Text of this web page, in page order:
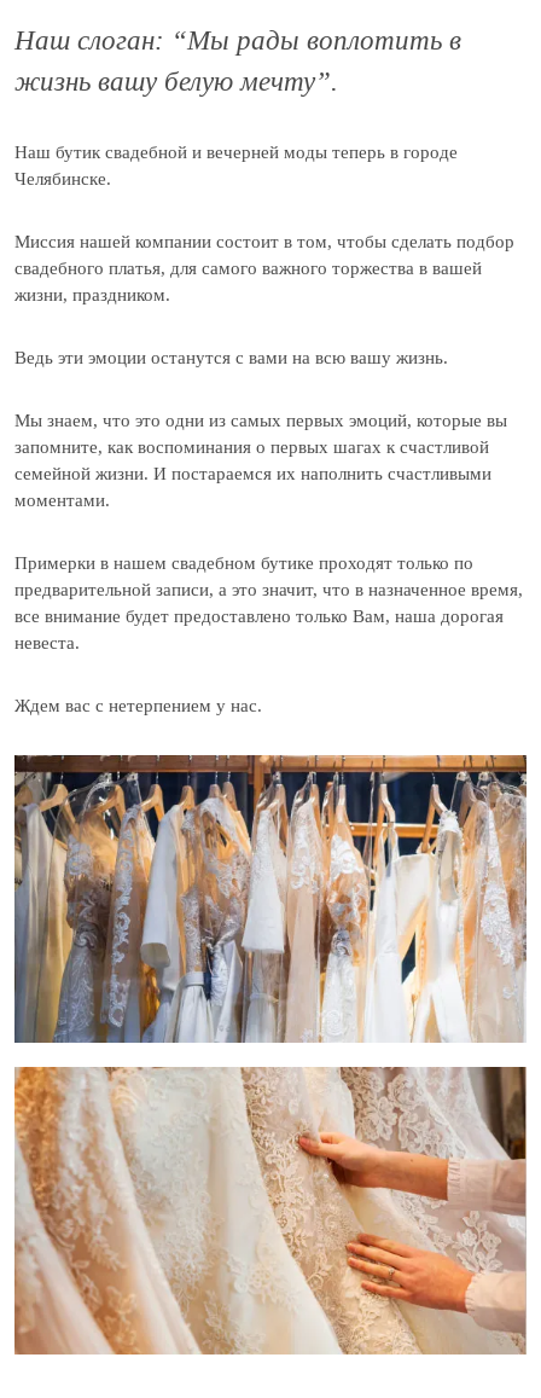
Наш слоган: “Мы рады воплотить в
жизнь вашу белую мечту”.
Наш бутик свадебной и вечерней моды теперь в городе
Челябинске.
Миссия нашей компании состоит в том, чтобы сделать подбор
свадебного платья, для самого важного торжества в вашей
жизни, праздником.
Ведь эти эмоции останутся с вами на всю вашу жизнь.
Мы знаем, что это одни из самых первых эмоций, которые вы
запомните, как воспоминания о первых шагах к счастливой
семейной жизни. И постараемся их наполнить счастливыми
моментами.
Примерки в нашем свадебном бутике проходят только по
предварительной записи, а это значит, что в назначенное время,
все внимание будет предоставлено только Вам, наша дорогая
невеста.
Ждем вас с нетерпением у нас.